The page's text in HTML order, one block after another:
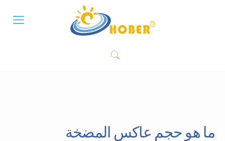
ما هو حجم عاكس المضخة